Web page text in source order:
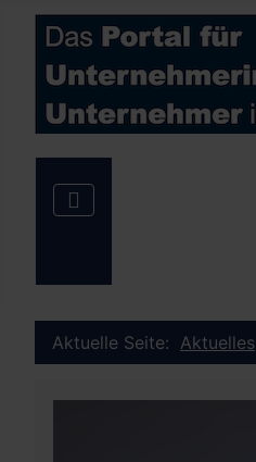
Aktuelle Seite: Aktuelles